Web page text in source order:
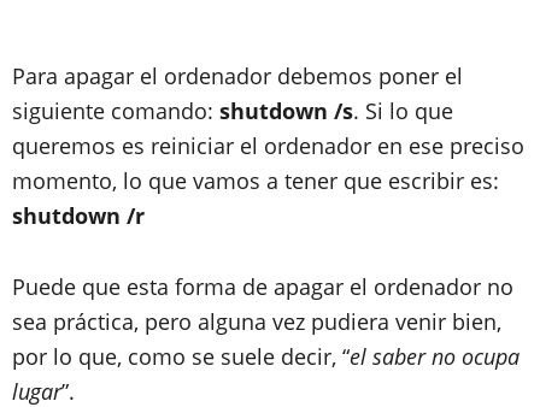
Para apagar el ordenador debemos poner el
siguiente comando: shutdown /s. Si lo que
queremos es reiniciar el ordenador en ese preciso
momento, lo que vamos a tener que escribir es:
shutdown /r
Puede que esta forma de apagar el ordenador no
sea práctica, pero alguna vez pudiera venir bien,
por lo que, como se suele decir, “el saber no ocupa
lugar”.